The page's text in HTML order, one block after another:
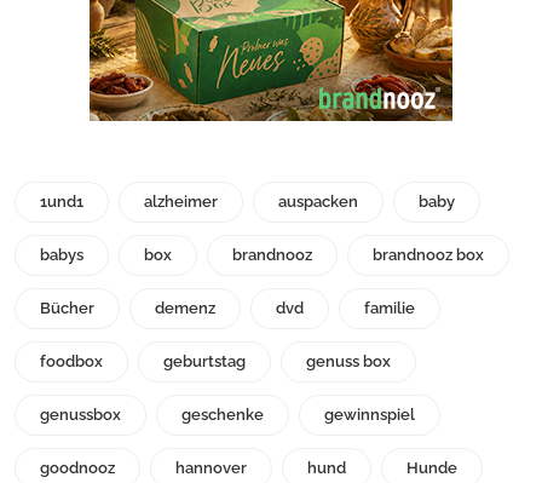
1und1 alzheimer auspacken baby
babys box brandnooz brandnooz box
Bücher demenz dvd familie
foodbox geburtstag genuss box
genussbox geschenke gewinnspiel
goodnooz hannover hund Hunde